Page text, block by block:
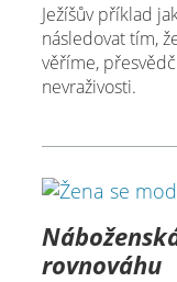
Ježíšův příklad
následovat tím,
věříme,
nevraživosti.
rovnováhu